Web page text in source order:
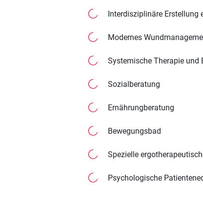
Interdisziplinäre Erstellung
Modernes
Systemische Therapie und
Sozialberatung
Ernährungberatung
Bewegungsbad
Spezielle
Psychologische